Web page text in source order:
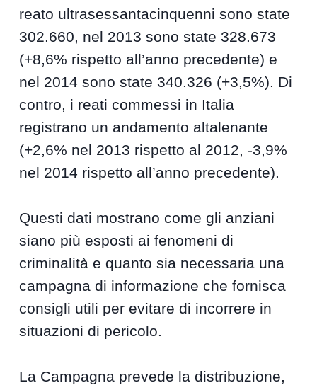
reato ultrasessantacinquenni sono state
302.660, nel 2013 sono state 328.673
(+8,6% rispetto all’anno precedente) e
nel 2014 sono state 340.326 (+3,5%). Di
contro, i reati commessi in Italia
registrano un andamento altalenante
(+2,6% nel 2013 rispetto al 2012, -3,9%
nel 2014 rispetto all’anno precedente).
Questi dati mostrano come gli anziani
siano più esposti ai fenomeni di
criminalità e quanto sia necessaria una
campagna di informazione che fornisca
consigli utili per evitare di incorrere in
situazioni di pericolo.
La Campagna prevede la distribuzione,